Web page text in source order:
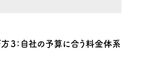
３：自社の予算に合う料金体系